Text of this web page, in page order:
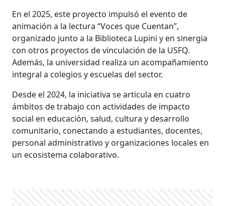
En el 2025, este proyecto impulsó el evento de
animación a la lectura “Voces que Cuentan”,
organizado junto a la Biblioteca Lupini y en sinergia
con otros proyectos de vinculación de la USFQ.
Además, la universidad realiza un acompañamiento
integral a colegios y escuelas del sector.
Desde el 2024, la iniciativa se articula en cuatro
ámbitos de trabajo con actividades de impacto
social en educación, salud, cultura y desarrollo
comunitario, conectando a estudiantes, docentes,
personal administrativo y organizaciones locales en
un ecosistema colaborativo.